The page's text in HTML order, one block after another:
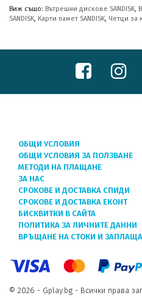
Виж също: Вътрешни дискове SANDISK,
SANDISK, Карти памет SANDISK, Четци за
ОБЩИ УСЛОВИЯ
ОБЩИ УСЛОВИЯ ЗА ПОЛЗВАНЕ
МЕТОДИ НА ПЛАЩАНЕ
ЗА НАС
СРОКОВЕ И ДОСТАВКА СПИДИ
СРОКОВЕ И ДОСТАВКА ЕКОНТ
БИСКВИТКИ В САЙТА
ПОЛИТИКА ЗА ЛИЧНИТЕ ДАННИ
ВРЪЩАНЕ НА СТОКИ И
© 2026 - Gplay.bg - Всички права